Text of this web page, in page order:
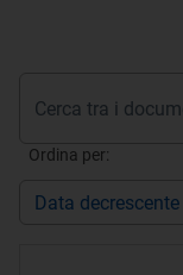
Ordina per: